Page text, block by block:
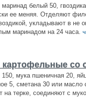
белый 50,
ее меняя. Отделяют
укладывают в
маринадом на 24 часа.
со
150, мука пшеничная 20,
5, сметана 30 или
на терке, соединяют с